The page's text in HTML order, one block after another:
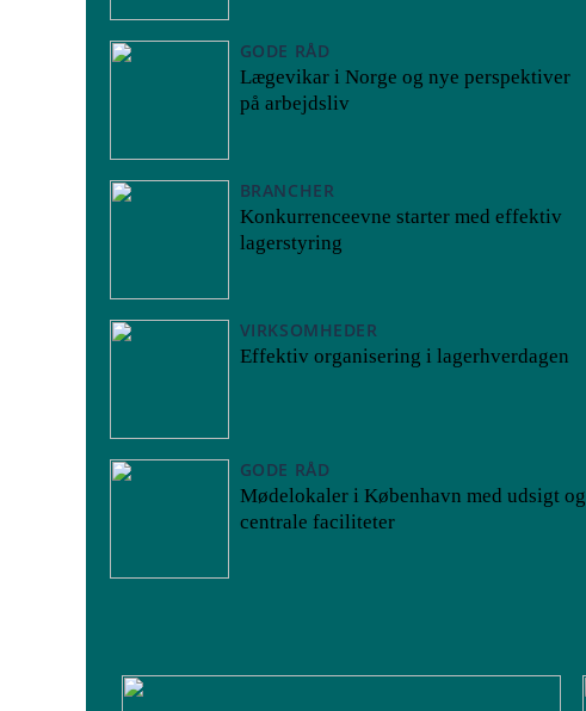
GODE RÅD
Lægevikar i Norge og nye perspektiver
på arbejdsliv
BRANCHER
Konkurrenceevne starter med effektiv
lagerstyring
VIRKSOMHEDER
Effektiv organisering i lagerhverdagen
GODE RÅD
Mødelokaler i København med udsigt og
centrale faciliteter